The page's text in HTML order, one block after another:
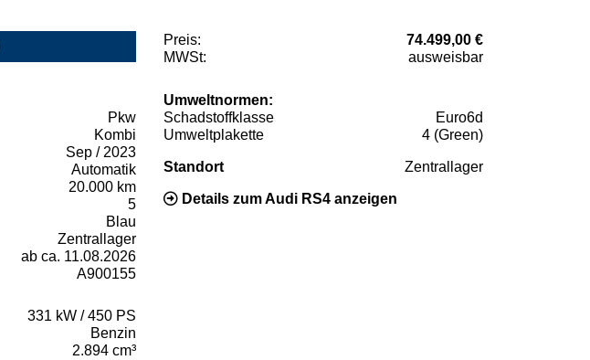
Preis:
74.499,00 €
MWSt:
ausweisbar
Pkw
Kombi
Sep / 2023
Automatik
20.000 km
5
Blau
Zentrallager
ab ca. 11.08.2026
A900155
331 kW / 450 PS
Benzin
2.894 cm³
Umweltnormen:
Schadstoffklasse
Euro6d
Umweltplakette
4 (Green)
Standort Zentrallager
Details zum Audi RS4 anzeigen